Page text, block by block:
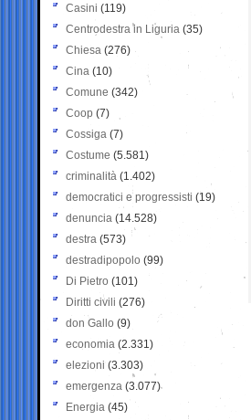
Casini (119)
Centrodestra in Liguria (35)
Chiesa (276)
Cina (10)
Comune (342)
Coop (7)
Cossiga (7)
Costume (5.581)
criminalità (1.402)
democratici e progressisti (19)
denuncia (14.528)
destra (573)
destradipopolo (99)
Di Pietro (101)
Diritti civili (276)
don Gallo (9)
economia (2.331)
elezioni (3.303)
emergenza (3.077)
Energia (45)